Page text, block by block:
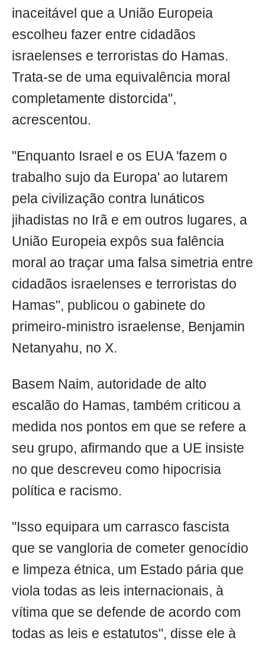
inaceitável que a União Europeia
escolheu fazer entre cidadãos
israelenses e terroristas do Hamas.
Trata-se de uma equivalência moral
completamente distorcida",
acrescentou.
"Enquanto Israel e os EUA 'fazem o
trabalho sujo da Europa' ao lutarem
pela civilização contra lunáticos
jihadistas no Irã e em outros lugares, a
União Europeia expôs sua falência
moral ao traçar uma falsa simetria entre
cidadãos israelenses e terroristas do
Hamas", publicou o gabinete do
primeiro-ministro israelense, Benjamin
Netanyahu, no X.
Basem Naim, autoridade de alto
escalão do Hamas, também criticou a
medida nos pontos em que se refere a
seu grupo, afirmando que a UE insiste
no que descreveu como hipocrisia
política e racismo.
"Isso equipara um carrasco fascista
que se vangloria de cometer genocídio
e limpeza étnica, um Estado pária que
viola todas as leis internacionais, à
vítima que se defende de acordo com
todas as leis e estatutos", disse ele à